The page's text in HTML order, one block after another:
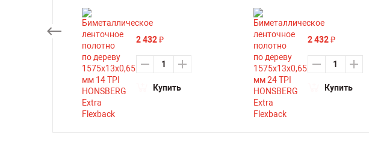
2 432 ₽
Купить
2 432 ₽
Купить